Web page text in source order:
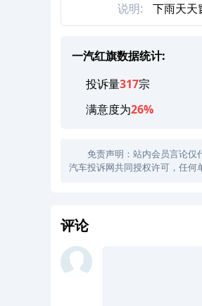
说明: 下雨天天
一汽红旗数据统计:
投诉量317宗
满意度为26%
免责声明：站内会员言论仅
汽车投诉网共同授权许可，任何
评论